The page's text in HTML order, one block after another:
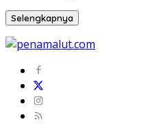
Selengkapnya